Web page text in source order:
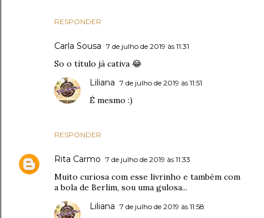
RESPONDER
Carla Sousa 7 de julho de 2019 às 11:31
So o título já cativa 😂
RESPONDER
Liliana 7 de julho de 2019 às 11:51
É mesmo :)
Rita Carmo 7 de julho de 2019 às 11:33
Muito curiosa com esse livrinho e também com
a bola de Berlim, sou uma gulosa...
Liliana 7 de julho de 2019 às 11:58